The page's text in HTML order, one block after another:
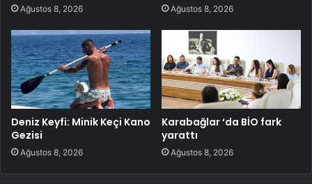
Ağustos 8, 2026 Ağustos 8, 2026
Deniz Keyfi: Minik Keçi Kano
Gezisi
Ağustos 8, 2026
Karabağlar ‘da BİO fark
yarattı
Ağustos 8, 2026